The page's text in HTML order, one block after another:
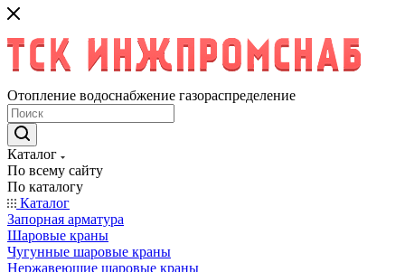
Отопление водоснабжение газораспределение
Каталог
По всему сайту
По каталогу
Каталог
Запорная арматура
Шаровые краны
Чугунные шаровые краны
Нержавеющие шаровые краны